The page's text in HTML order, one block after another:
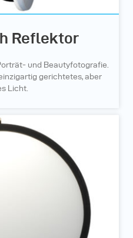
Reflektor
und Beautyfotografie.
gerichtetes, aber
Licht.